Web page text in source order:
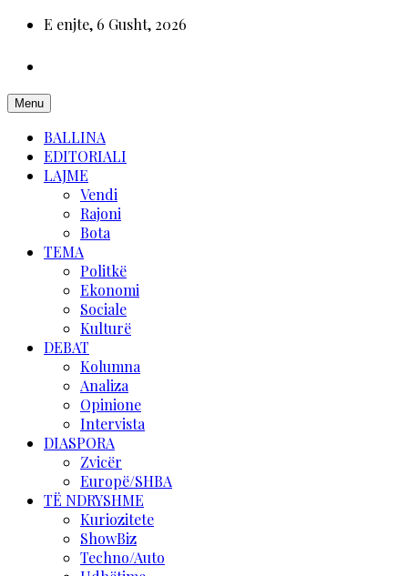
E enjte, 6 Gusht, 2026
Menu
BALLINA
EDITORIALI
LAJME
Vendi
Rajoni
Bota
TEMA
Politkë
Ekonomi
Sociale
Kulturë
DEBAT
Kolumna
Analiza
Opinione
Intervista
DIASPORA
Zvicër
Europë/SHBA
TË NDRYSHME
Kuriozitete
ShowBiz
Techno/Auto